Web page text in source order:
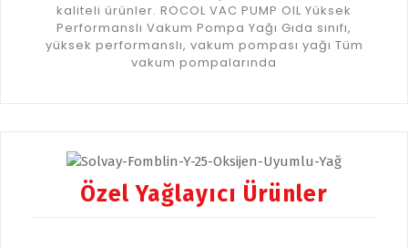
kaliteli ürünler. ROCOL VAC PUMP OIL Yüksek
Performanslı Vakum Pompa Yağı Gıda sınıfı,
yüksek performanslı, vakum pompası yağı Tüm
vakum pompalarında
Özel Yağlayıcı Ürünler